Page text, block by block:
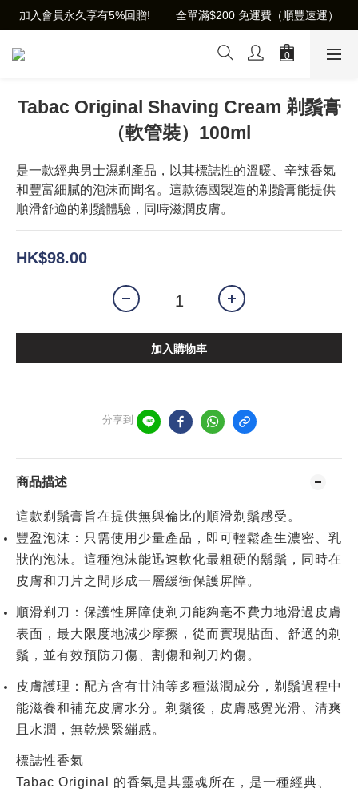
加入會員永久享有5%回贈!        全單滿$200 免運費（順豐速運）
Tabac Original Shaving Cream 剃鬚膏
（軟管裝）100ml
是一款經典男士濕剃產品，以其標誌性的溫暖、辛辣香氣
和豐富細膩的泡沫而聞名。這款德國製造的剃鬚膏能提供
順滑舒適的剃鬚體驗，同時滋潤皮膚。
HK$98.00
加入購物車
分享到
商品描述
這款剃鬚膏旨在提供無與倫比的順滑剃鬚感受。
豐盈泡沫 ：只需使用少量產品，即可輕鬆產生濃密、乳
狀的泡沫。這種泡沫能迅速軟化最粗硬的鬍鬚，同時在
皮膚和刀片之間形成一層緩衝保護屏障。
順滑剃刀 ：保護性屏障使剃刀能夠毫不費力地滑過皮膚
表面，最大限度地減少摩擦，從而實現貼面、舒適的剃
鬚，並有效預防刀傷、割傷和剃刀灼傷。
皮膚護理 ：配方含有甘油等多種滋潤成分，剃鬚過程中
能滋養和補充皮膚水分。剃鬚後，皮膚感覺光滑、清爽
且水潤，無乾燥緊繃感。
標誌性香氣
Tabac Original 的香氣是其靈魂所在，是一種經典、